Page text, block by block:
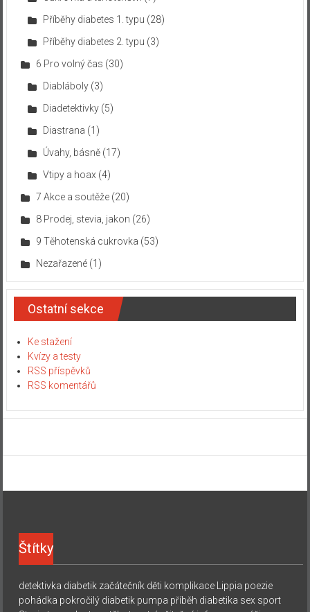
Příběhy diabetes 1. typu (28)
Příběhy diabetes 2. typu (3)
6 Pro volný čas (30)
Diabláboly(3)
Diadetektivky(5)
Diastrana (1)
Úvahy, básně(17)
Vtipy a hoax (4)
7 Akce a soutěže(20)
8 Prodej, stevia, jakon (26)
9 Těhotenská cukrovka (53)
Nezařazené(1)
Ostatní sekce
Ke stažení
Kvízy a testy
RSS příspěvků
RSS komentářů
Štítky
detektivka diabetik začátečník děti komplikace Lippia poezie
pohádka pokročilý diabetik pumpa příběh diabetika sex sport